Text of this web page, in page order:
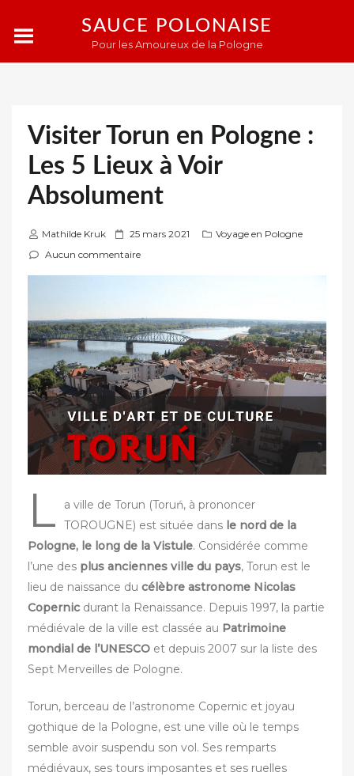
SAUCE POLONAISE
Pour les Amoureux de la Pologne
Visiter Torun en Pologne :
Les 5 Lieux à Voir
Absolument
Mathilde Kruk
P
u
é
s
u
r
25 mars 2021
Voyage en Pologne
Aucun commentaire
L
a ville de Torun (Toruń, à prononcer
TOROUGNE) est située dans le nord de la
Pologne, le long de la Vistule. Considérée comme
l’une des plus anciennes ville du pays, Torun est le
lieu de naissance du célèbre astronome Nicolas
Copernic durant la Renaissance. Depuis 1997, la partie
médiévale de la ville est classée au Patrimoine
mondial de l’UNESCO et depuis 2007 sur la liste des
Sept Merveilles de Pologne.
Torun, berceau de l’astronome Copernic et joyau
gothique de la Pologne, est une ville où le temps
semble avoir suspendu son vol. Ses remparts
médiévaux, ses tours imposantes et ses ruelles